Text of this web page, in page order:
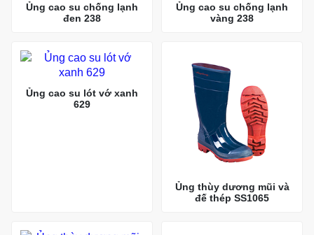
Ủng cao su chống lạnh
đen 238
Ủng cao su chống lạnh
vàng 238
Ủng cao su lót vớ xanh
629
Ủng thùy dương mũi và
đế thép SS1065